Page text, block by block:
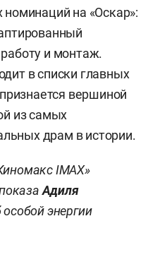
на «Оскар»:
и монтаж.
в списки главных
вершиной
из самых
драм в истории.
IMAX»
Адиля
энергии